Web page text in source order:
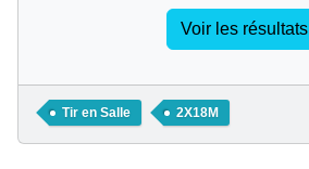
Voir les résultats
Tir en Salle 2X18M